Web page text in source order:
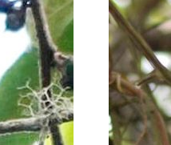
Ensifera ensifera